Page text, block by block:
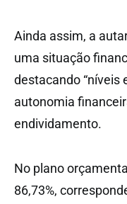
Ainda assim, a
uma situação
destacando “níveis
autonomia
endividamento.
No plano
86,73%,